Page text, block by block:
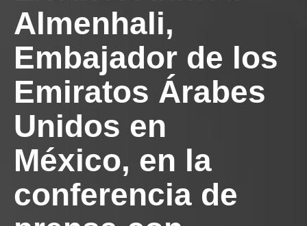
Almenhali,
Embajador de los
Emiratos Árabes
Unidos en
México, en la
conferencia de